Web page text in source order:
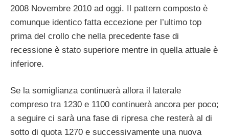
2008 Novembre 2010 ad oggi. Il pattern composto è
comunque identico fatta eccezione per l’ultimo top
prima del crollo che nella precedente fase di
recessione è stato superiore mentre in quella attuale è
inferiore.
Se la somiglianza continuerà allora il laterale
compreso tra 1230 e 1100 continuerà ancora per poco;
a seguire ci sarà una fase di ripresa che resterà al di
sotto di quota 1270 e successivamente una nuova